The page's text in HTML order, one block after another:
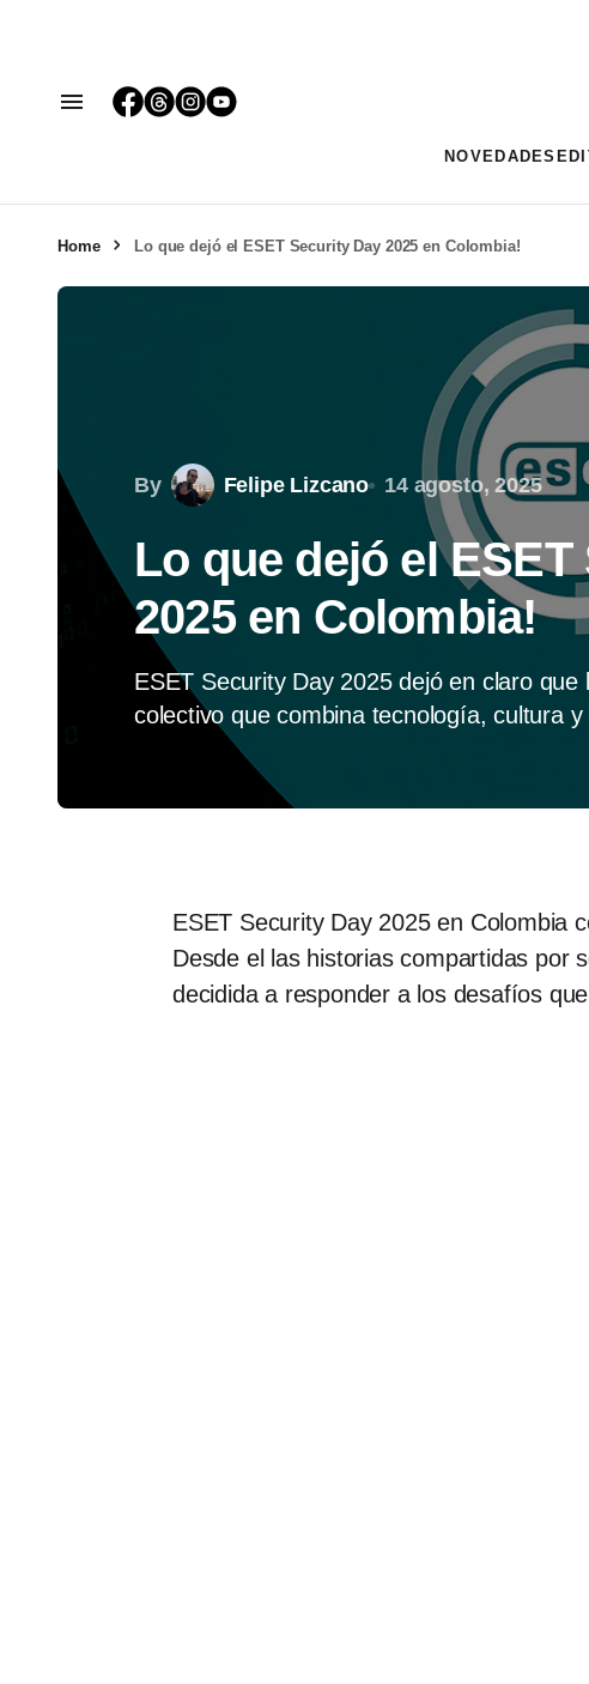
NOVEDADES
Home Lo que dejó el ESET Security Day 2025 en Colombia!
By Felipe Lizcano 14 agosto, 2025
Lo que dejó el
2025 en Colombia!
ESET Security Day 2025 dejó en claro
colectivo que combina tecnología, cultura y
ESET Security Day 2025 en Colombia
Desde el las historias compartidas por
decidida a responder a los desafíos